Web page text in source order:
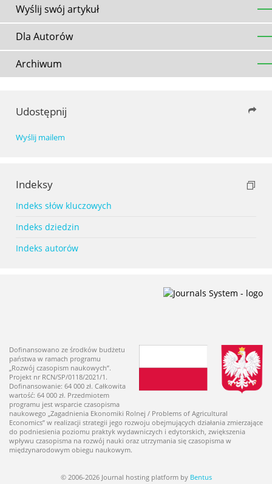
Wyślij swój artykuł
Dla Autorów
Archiwum
Udostępnij
Wyślij mailem
Indeksy
Indeks słów kluczowych
Indeks dziedzin
Indeks autorów
Dofinansowano ze środków budżetu
państwa w ramach programu
„Rozwój czasopism naukowych”.
Projekt nr RCN/SP/0118/2021/1.
Dofinansowanie: 64 000 zł. Całkowita
wartość: 64 000 zł. Przedmiotem
programu jest wsparcie czasopisma
naukowego „Zagadnienia Ekonomiki Rolnej / Problems of Agricultural
Economics” w realizacji strategii jego rozwoju obejmujących działania zmierzające
do podniesienia poziomu praktyk wydawniczych i edytorskich, zwiększenia
wpływu czasopisma na rozwój nauki oraz utrzymania się czasopisma w
międzynarodowym obiegu naukowym.
© 2006-2026 Journal hosting platform by Bentus